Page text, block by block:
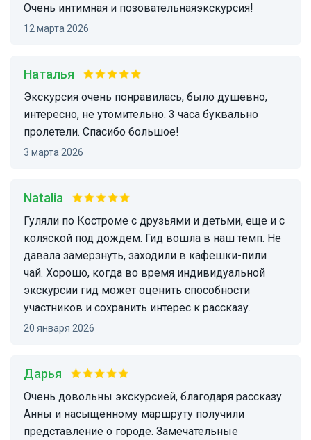
очень интимная и позовательнаяэкскурсия!
12 марта 2026
Наталья
Экскурсия очень понравилась, было душевно,
интересно, не утомительно. 3 часа буквально
пролетели. Спасибо большое!
3 марта 2026
Natalia
Гуляли по Костроме с друзьями и детьми, еще и с
коляской под дождем. Гид вошла в наш темп. Не
давала замерзнуть, заходили в кафешки-пили
чай. Хорошо, когда во время индивидуальной
экскурсии гид может оценить способности
участников и сохранить интерес к рассказу.
20 января 2026
Дарья
Очень довольны экскурсией, благодаря рассказу
Анны и насыщенному маршруту получили
представление о городе. Замечательные